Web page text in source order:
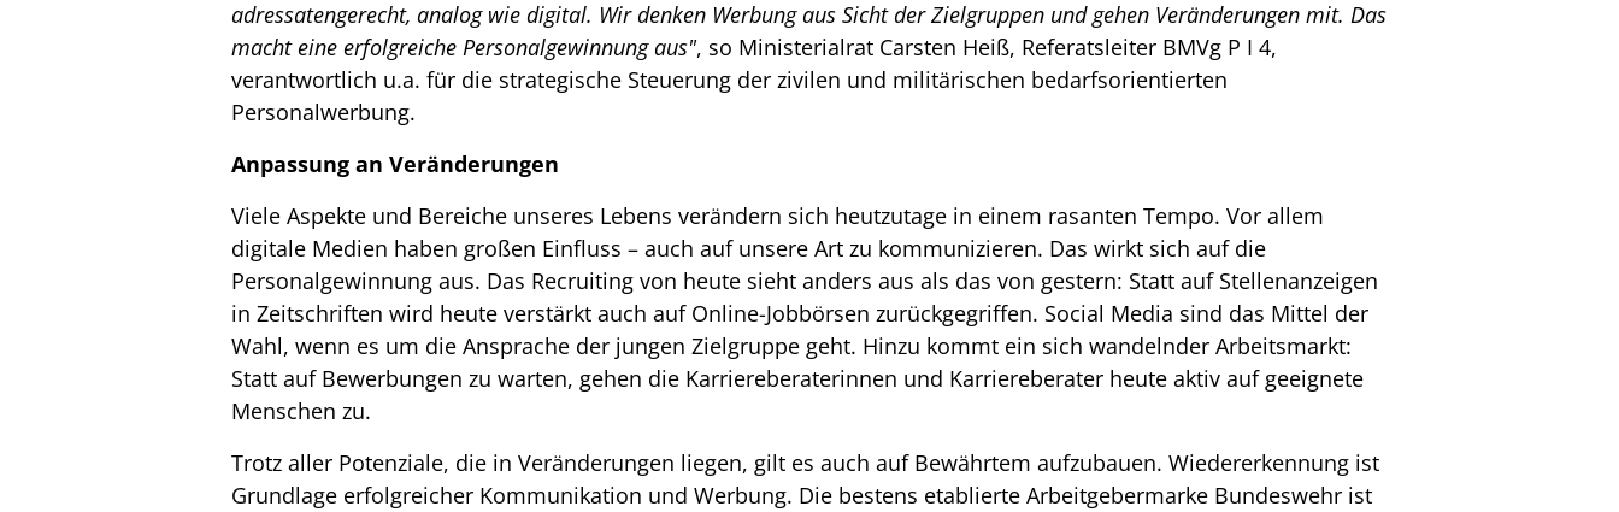
adressatengerecht, analog wie digital. Wir denken Werbung aus Sicht der Zielgruppen und gehen Veränderungen mit. Das
macht eine erfolgreiche Personalgewinnung aus", so Ministerialrat Carsten Heiß, Referatsleiter BMVg P I 4,
verantwortlich u.a. für die strategische Steuerung der zivilen und militärischen bedarfsorientierten
Personalwerbung.
Anpassung an Veränderungen
Viele Aspekte und Bereiche unseres Lebens verändern sich heutzutage in einem rasanten Tempo. Vor allem
digitale Medien haben großen Einfluss – auch auf unsere Art zu kommunizieren. Das wirkt sich auf die
Personalgewinnung aus. Das Recruiting von heute sieht anders aus als das von gestern: Statt auf Stellenanzeigen
in Zeitschriften wird heute verstärkt auch auf Online-Jobbörsen zurückgegriffen. Social Media sind das Mittel der
Wahl, wenn es um die Ansprache der jungen Zielgruppe geht. Hinzu kommt ein sich wandelnder Arbeitsmarkt:
Statt auf Bewerbungen zu warten, gehen die Karriereberaterinnen und Karriereberater heute aktiv auf geeignete
Menschen zu.
Trotz aller Potenziale, die in Veränderungen liegen, gilt es auch auf Bewährtem aufzubauen. Wiedererkennung ist
Grundlage erfolgreicher Kommunikation und Werbung. Die bestens etablierte Arbeitgebermarke Bundeswehr ist